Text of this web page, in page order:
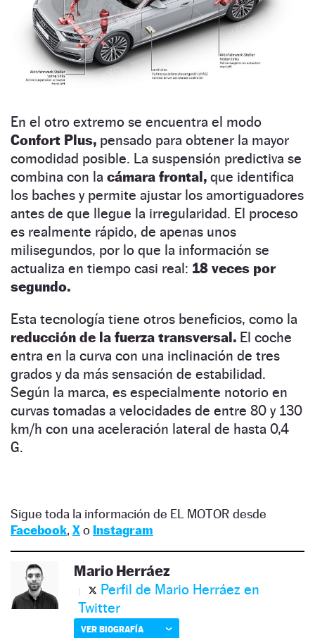
En el otro extremo se encuentra el modo
Confort Plus, pensado para obtener la mayor
comodidad posible. La suspensión predictiva se
combina con la cámara frontal, que identifica
los baches y permite ajustar los amortiguadores
antes de que llegue la irregularidad. El proceso
es realmente rápido, de apenas unos
milisegundos, por lo que la información se
actualiza en tiempo casi real: 18 veces por
segundo.
Esta tecnología tiene otros beneficios, como la
reducción de la fuerza transversal. El coche
entra en la curva con una inclinación de tres
grados y da más sensación de estabilidad.
Según la marca, es especialmente notorio en
curvas tomadas a velocidades de entre 80 y 130
km/h con una aceleración lateral de hasta 0,4
G.
Sigue toda la información de EL MOTOR desde
Facebook, Xo Instagram
Mario Herráez
Perfil de Mario Herráez en
Twitter
VER BIOGRAFÍA